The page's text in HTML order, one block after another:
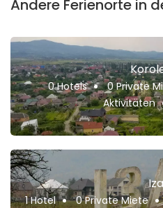
Andere Ferienorte in
0 Hotels 0 Private
Aktivitäten
Iza
1 Hotel 0 Private Miete